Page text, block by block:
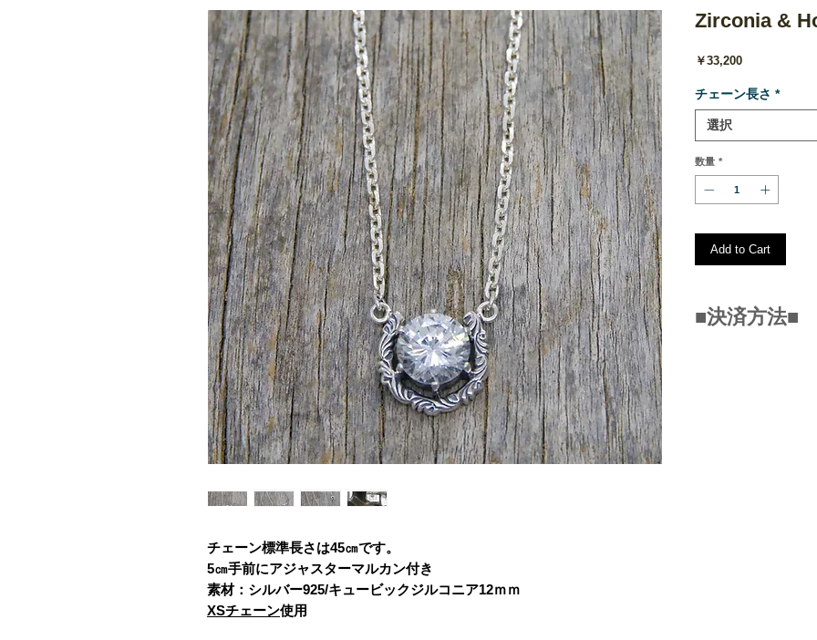
チェーン標準長さは45㎝です。
5㎝手前にアジャスターマルカン付き
素材：シルバー925/キュービックジルコニア12ｍｍ
XSチェーン使用
Zirconia &
￥33,200価
チェーン長さ *
選択
数量 *
Add to Cart
■決済方法■